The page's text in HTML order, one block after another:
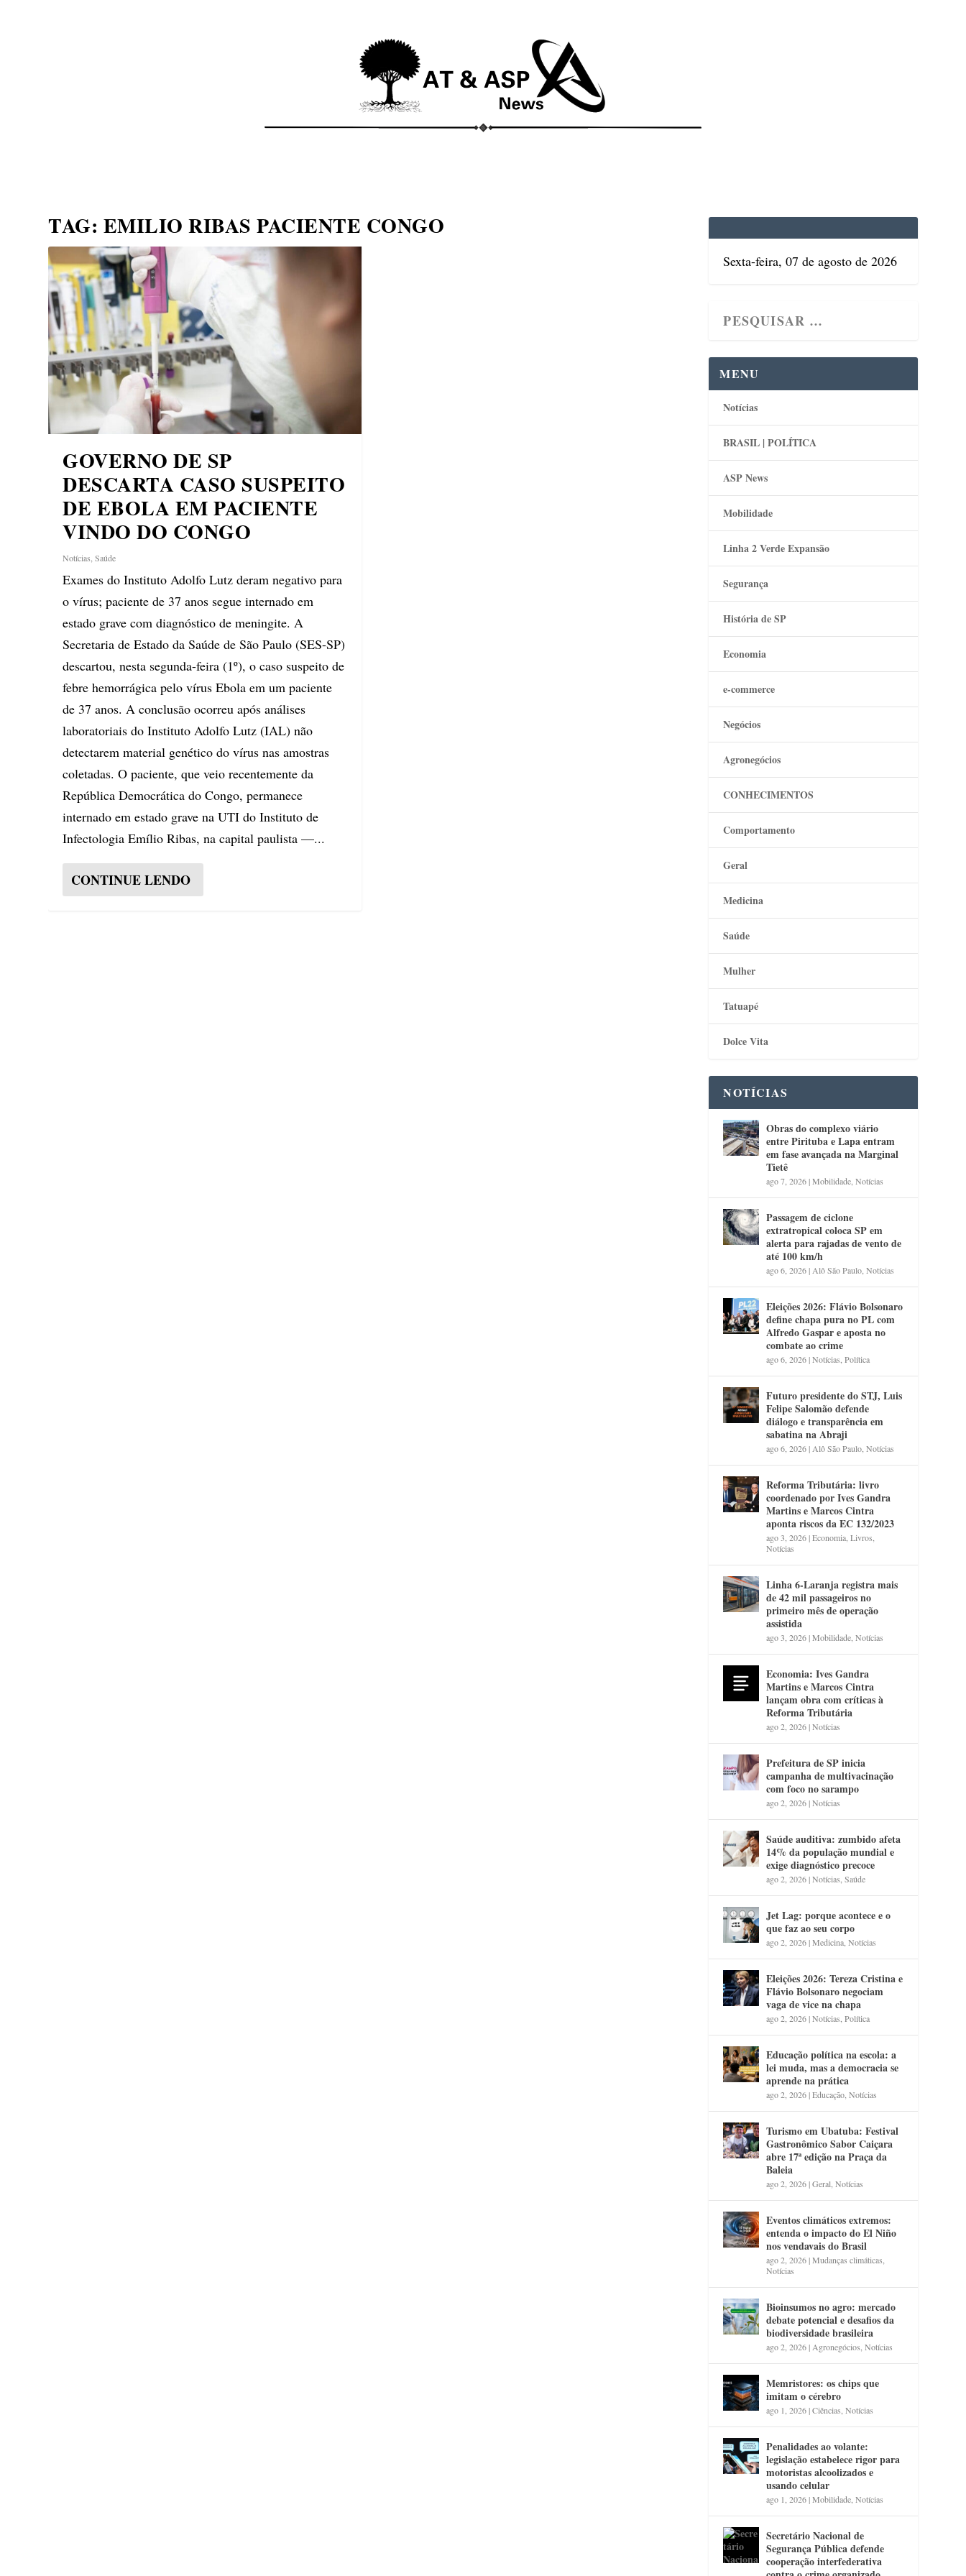
TAG: EMILIO RIBAS PACIENTE CONGO
GOVERNO DE SP
DESCARTA CASO SUSPEITO
DE EBOLA EM PACIENTE
VINDO DO CONGO
Notícias ,Saúde
Exames do Instituto Adolfo Lutz deram negativo para
o vírus; paciente de 37 anos segue internado em
estado grave com diagnóstico de meningite. A
Secretaria de Estado da Saúde de São Paulo (SES-SP)
descartou, nesta segunda-feira (1º), o caso suspeito de
febre hemorrágica pelo vírus Ebola em um paciente
de 37 anos. A conclusão ocorreu após análises
laboratoriais do Instituto Adolfo Lutz (IAL) não
detectarem material genético do vírus nas amostras
coletadas. O paciente, que veio recentemente da
República Democrática do Congo, permanece
internado em estado grave na UTI do Instituto de
Infectologia Emílio Ribas, na capital paulista —...
CONTINUE LENDO
Sexta-feira, 07 de agosto de 2026
MENU
Notícias
BRASIL | POLÍTICA
ASP News
Mobilidade
Linha 2 Verde Expansão
Segurança
História de SP
Economia
e-commerce
Negócios
Agronegócios
CONHECIMENTOS
Comportamento
Geral
Medicina
Saúde
Mulher
Tatuapé
Dolce Vita
NOTÍCIAS
Obras do complexo viário
entre Pirituba e Lapa entram
em fase avançada na Marginal
Tietê
ago 7, 2026|Mobilidade ,Notícias
Passagem de ciclone
extratropical coloca SP em
alerta para rajadas de vento de
até 100 km/h
ago 6, 2026| Alô São Paulo ,Notícias
Eleições 2026: Flávio Bolsonaro
define chapa pura no PL com
Alfredo Gaspar e aposta no
combate ao crime
ago 6, 2026|Notícias ,Política
Futuro presidente do STJ, Luis
Felipe Salomão defende
diálogo e transparência em
sabatina na Abraji
ago 6, 2026| Alô São Paulo ,Notícias
Reforma Tributária: livro
coordenado por Ives Gandra
Martins e Marcos Cintra
aponta riscos da EC 132/2023
ago 3, 2026|Economia ,Livros
Notícias
Linha 6-Laranja registra mais
de 42 mil passageiros no
primeiro mês de operação
assistida
ago 3, 2026|Mobilidade ,Notícias
Economia: Ives Gandra
Martins e Marcos Cintra
lançam obra com críticas à
Reforma Tributária
ago 2, 2026|Notícias
Prefeitura de SP inicia
campanha de multivacinação
com foco no sarampo
ago 2, 2026|Notícias
Saúde auditiva: zumbido afeta
14% da população mundial e
exige diagnóstico precoce
ago 2, 2026|Notícias ,Saúde
Jet Lag: porque acontece e o
que faz ao seu corpo
ago 2, 2026|Medicina ,Notícias
Eleições 2026: Tereza Cristina e
Flávio Bolsonaro negociam
vaga de vice na chapa
ago 2, 2026|Notícias ,Política
Educação política na escola: a
lei muda, mas a democracia se
aprende na prática
ago 2, 2026|Educação ,Notícias
Turismo em Ubatuba: Festival
Gastronômico Sabor Caiçara
abre 17ª edição na Praça da
Baleia
ago 2, 2026|Geral ,Notícias
Eventos climáticos extremos:
entenda o impacto do El Niño
nos vendavais do Brasil
ago 2, 2026|Mudanças climáticas
Notícias
Bioinsumos no agro: mercado
debate potencial e desafios da
biodiversidade brasileira
ago 2, 2026| Agronegócios ,Notícias
Memristores: os chips que
imitam o cérebro
ago 1, 2026|Ciências ,Notícias
Penalidades ao volante:
legislação estabelece rigor para
motoristas alcoolizados e
usando celular
ago 1, 2026|Mobilidade ,Notícias
Secretário Nacional de
Segurança Pública defende
cooperação interfederativa